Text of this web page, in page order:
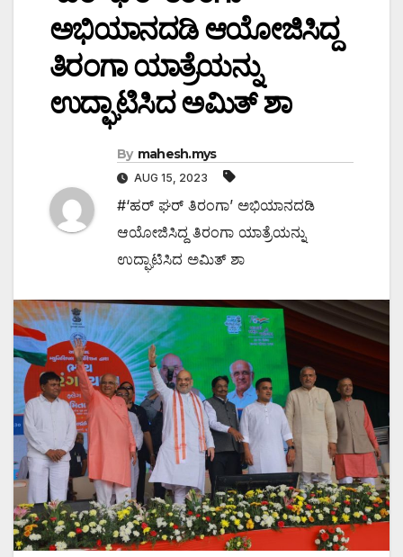
ಅಭಿಯಾನದಡಿ ಆಯೋಜಿಸಿದ್ದ
ತಿರಂಗಾ ಯಾತ್ರೆಯನ್ನು
ಉದ್ಘಾಟಿಸಿದ ಅಮಿತ್ ಶಾ
By mahesh.mys
AUG 15, 2023
#‘ಹರ್ ಘರ್ ತಿರಂಗಾ’ ಅಭಿಯಾನದಡಿ
ಆಯೋಜಿಸಿದ್ದ ತಿರಂಗಾ ಯಾತ್ರೆಯನ್ನು
ಉದ್ಘಾಟಿಸಿದ ಅಮಿತ್ ಶಾ